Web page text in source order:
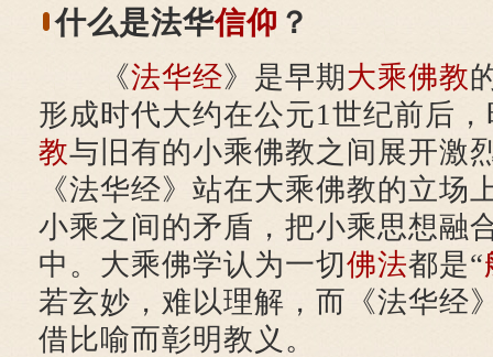
什么是法华信仰 ？
《法华经》是早期 大乘佛教
形成时代大约在公元1世纪前后
教与旧有的小乘佛教之间展开激
《法华经》站在大乘佛教的立场
小乘之间的矛盾，把小乘思想融
中。大乘佛学认为一切佛法都是“
若玄妙，难以理解，而《法华经
借比喻而彰明教义。